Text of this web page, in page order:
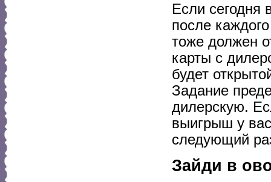
Если сегодня
после
тоже должен
карты с
будет
Задание
дилерскую.
выигрыш у
следующий
Зайди в